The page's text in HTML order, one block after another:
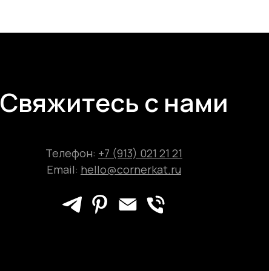
Свяжитесь с нами
Телефон: +7 (913) 021 21 21
Email: hello@cornerkat.ru